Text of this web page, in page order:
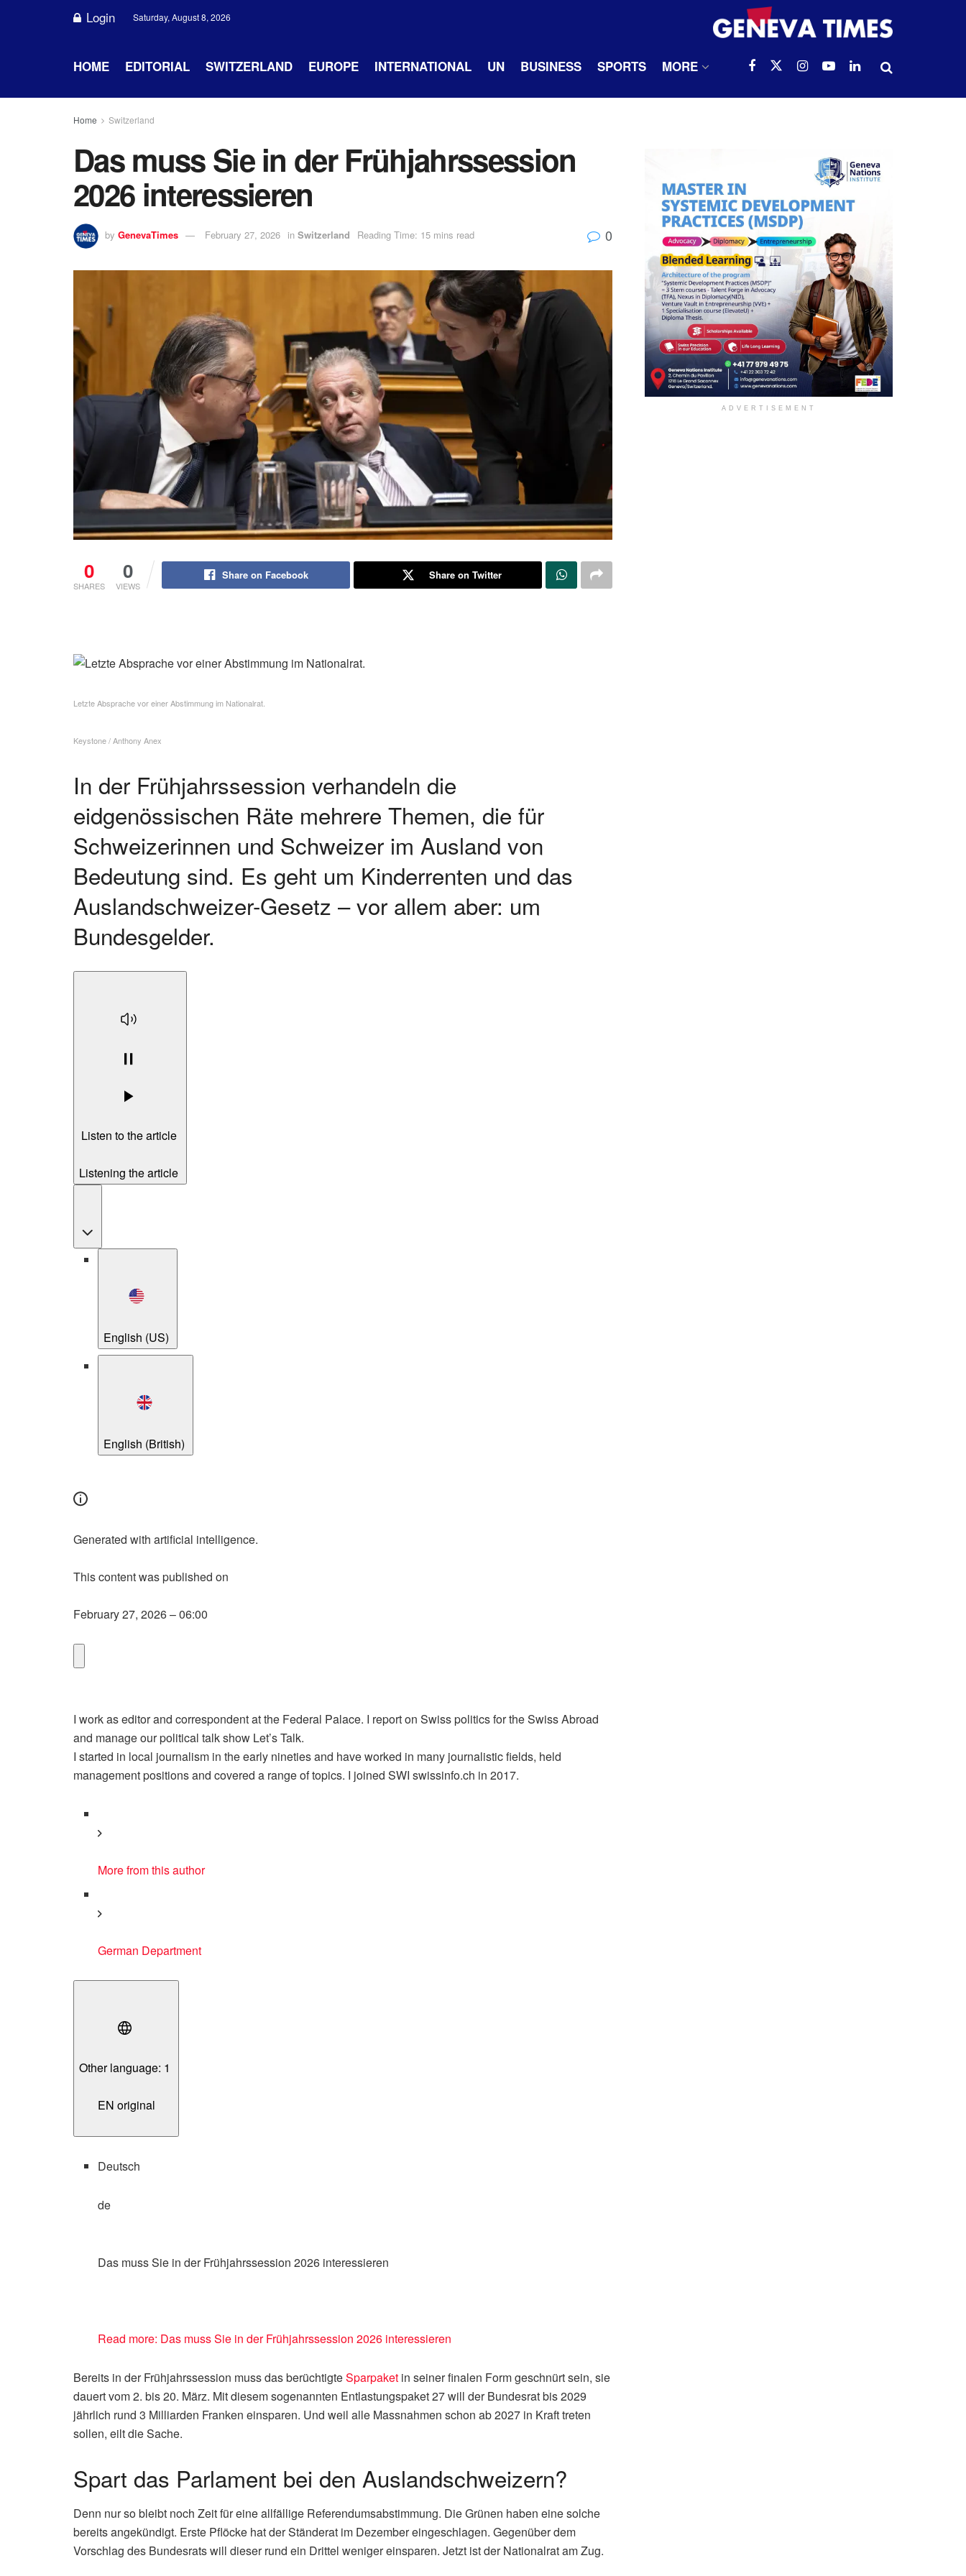
Login Saturday, August 8, 2026
HOME EDITORIAL SWITZERLAND EUROPE INTERNATIONAL UN BUSINESS SPORTS MORE
Home Switzerland
Das muss Sie in der Frühjahrssession
2026 interessieren
by GenevaTimes February 27, 2026 in Switzerland Reading Time: 15 mins read 0
0
SHARES
0
VIEWS
Share on Facebook Share on Twitter
Letzte Absprache vor einer Abstimmung im Nationalrat.
Keystone / Anthony Anex
In der Frühjahrssession verhandeln die
eidgenössischen Räte mehrere Themen, die für
Schweizerinnen und Schweizer im Ausland von
Bedeutung sind. Es geht um Kinderrenten und das
Auslandschweizer-Gesetz – vor allem aber: um
Bundesgelder.
Listen to the article
Listening the article
English (US)
English (British)
Generated with artificial intelligence.
This content was published on
February 27, 2026 – 06:00
I work as editor and correspondent at the Federal Palace. I report on Swiss politics for the Swiss Abroad
and manage our political talk show Let’s Talk.
I started in local journalism in the early nineties and have worked in many journalistic fields, held
management positions and covered a range of topics. I joined SWI swissinfo.ch in 2017.
More from this author
German Department
Other language: 1
EN original
Deutsch
de
Das muss Sie in der Frühjahrssession 2026 interessieren
Read more: Das muss Sie in der Frühjahrssession 2026 interessieren
Bereits in der Frühjahrssession muss das berüchtigteSparpaket in seiner finalen Form geschnürt sein, sie
dauert vom 2. bis 20. März. Mit diesem sogenannten Entlastungspaket 27 will der Bundesrat bis 2029
jährlich rund 3 Milliarden Franken einsparen. Und weil alle Massnahmen schon ab 2027 in Kraft treten
sollen, eilt die Sache.
Spart das Parlament bei den Auslandschweizern?
Denn nur so bleibt noch Zeit für eine allfällige Referendumsabstimmung. Die Grünen haben eine solche
bereits angekündigt. Erste Pflöcke hat der Ständerat im Dezember eingeschlagen. Gegenüber dem
Vorschlag des Bundesrats will dieser rund ein Drittel weniger einsparen. Jetzt ist der Nationalrat am Zug.
ADVERTISEMENT